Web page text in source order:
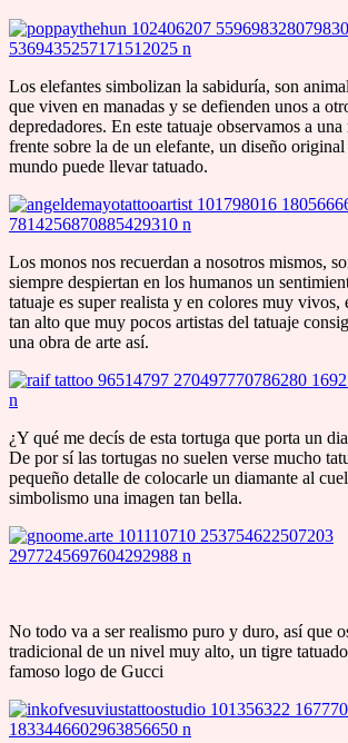
Los elefantes simbolizan la sabiduría, son
que viven en manadas y se defienden unos a
depredadores. En este tatuaje observamos a
frente sobre la de un elefante, un diseño
mundo puede llevar tatuado.
Los monos nos recuerdan a nosotros mismos,
siempre despiertan en los humanos un
tatuaje es super realista y en colores muy vivos,
tan alto que muy pocos artistas del tatuaje
una obra de arte así.
¿Y qué me decís de esta tortuga que porta un
De por sí las tortugas no suelen verse mucho
pequeño detalle de colocarle un diamante al
simbolismo una imagen tan bella.
No todo va a ser realismo puro y duro, así que
tradicional de un nivel muy alto, un tigre
famoso logo de Gucci